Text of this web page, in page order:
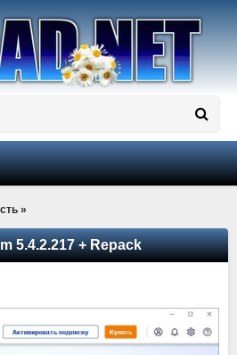
»
5.4.2.217 + Repack